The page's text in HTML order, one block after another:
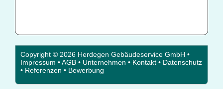
Copyright © 2026 Herdegen Gebäudeservice GmbH •
Impressum •AGB • Unternehmen • Kontakt • Datenschutz
• Referenzen • Bewerbung